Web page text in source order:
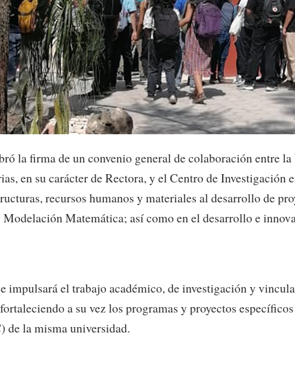
la firma de un convenio general de colaboración entre
en su carácter de Rectora, y el Centro de
recursos humanos y materiales al desarrollo de
Matemática; así como en el desarrollo e
impulsará el trabajo académico, de investigación y
a su vez los programas y proyectos
la misma universidad.